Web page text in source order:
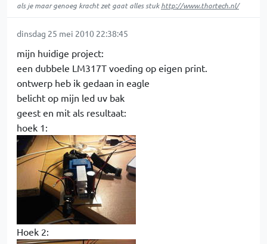
als je maar genoeg kracht zet gaat alles stukhttp://www.thortech.nl/
dinsdag 25 mei 2010 22:38:45
mijn huidige project:
een dubbele LM317T voeding op eigen print.
ontwerp heb ik gedaan in eagle
belicht op mijn led uv bak
geest en mit als resultaat:
hoek 1:
Hoek 2: